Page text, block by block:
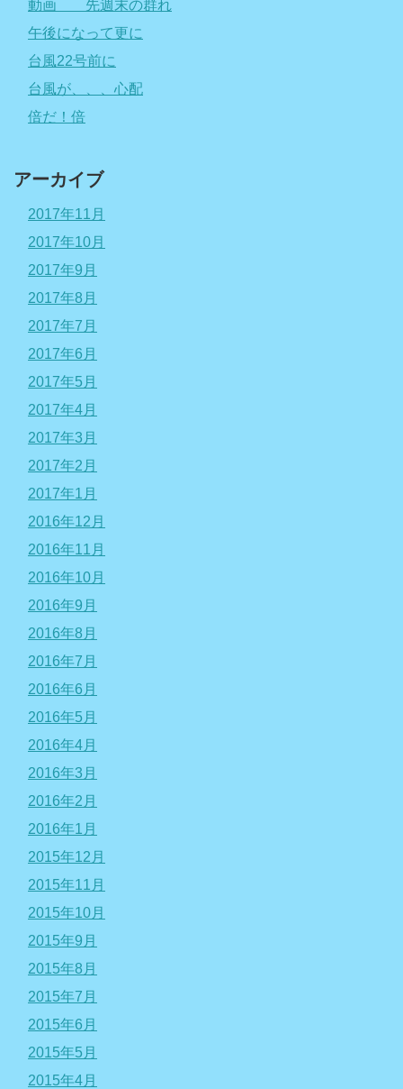
動画 先週末の群れ
午後になって更に
台風22号前に
台風が、、、心配
倍だ！倍
アーカイブ
2017年11月
2017年10月
2017年9月
2017年8月
2017年7月
2017年6月
2017年5月
2017年4月
2017年3月
2017年2月
2017年1月
2016年12月
2016年11月
2016年10月
2016年9月
2016年8月
2016年7月
2016年6月
2016年5月
2016年4月
2016年3月
2016年2月
2016年1月
2015年12月
2015年11月
2015年10月
2015年9月
2015年8月
2015年7月
2015年6月
2015年5月
2015年4月